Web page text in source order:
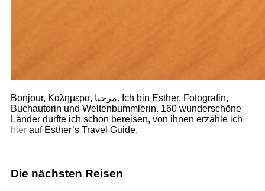
Bonjour, Καλημερα, مرحبا. Ich bin Esther, Fotografin,
Buchautorin und Weltenbummlerin. 160 wunderschöne
Länder durfte ich schon bereisen, von ihnen erzähle ich
hier auf Esther’s Travel Guide.
Die nächsten Reisen